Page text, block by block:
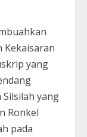
Kekaisaran
yang
Silsilah yang
Ronkel
pada